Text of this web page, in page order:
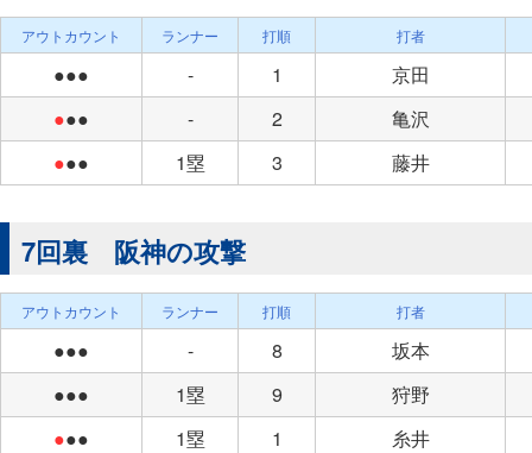
アウトカウント ランナー 打順 打者
●●● - 1
京田
●●● - 2
亀沢
●●● 1塁 3 藤井
7回裏 阪神の攻撃
アウトカウント ランナー 打順 打者
●●● - 8
坂本
●●●
1塁 9
狩野
●●● 1塁 1
糸井